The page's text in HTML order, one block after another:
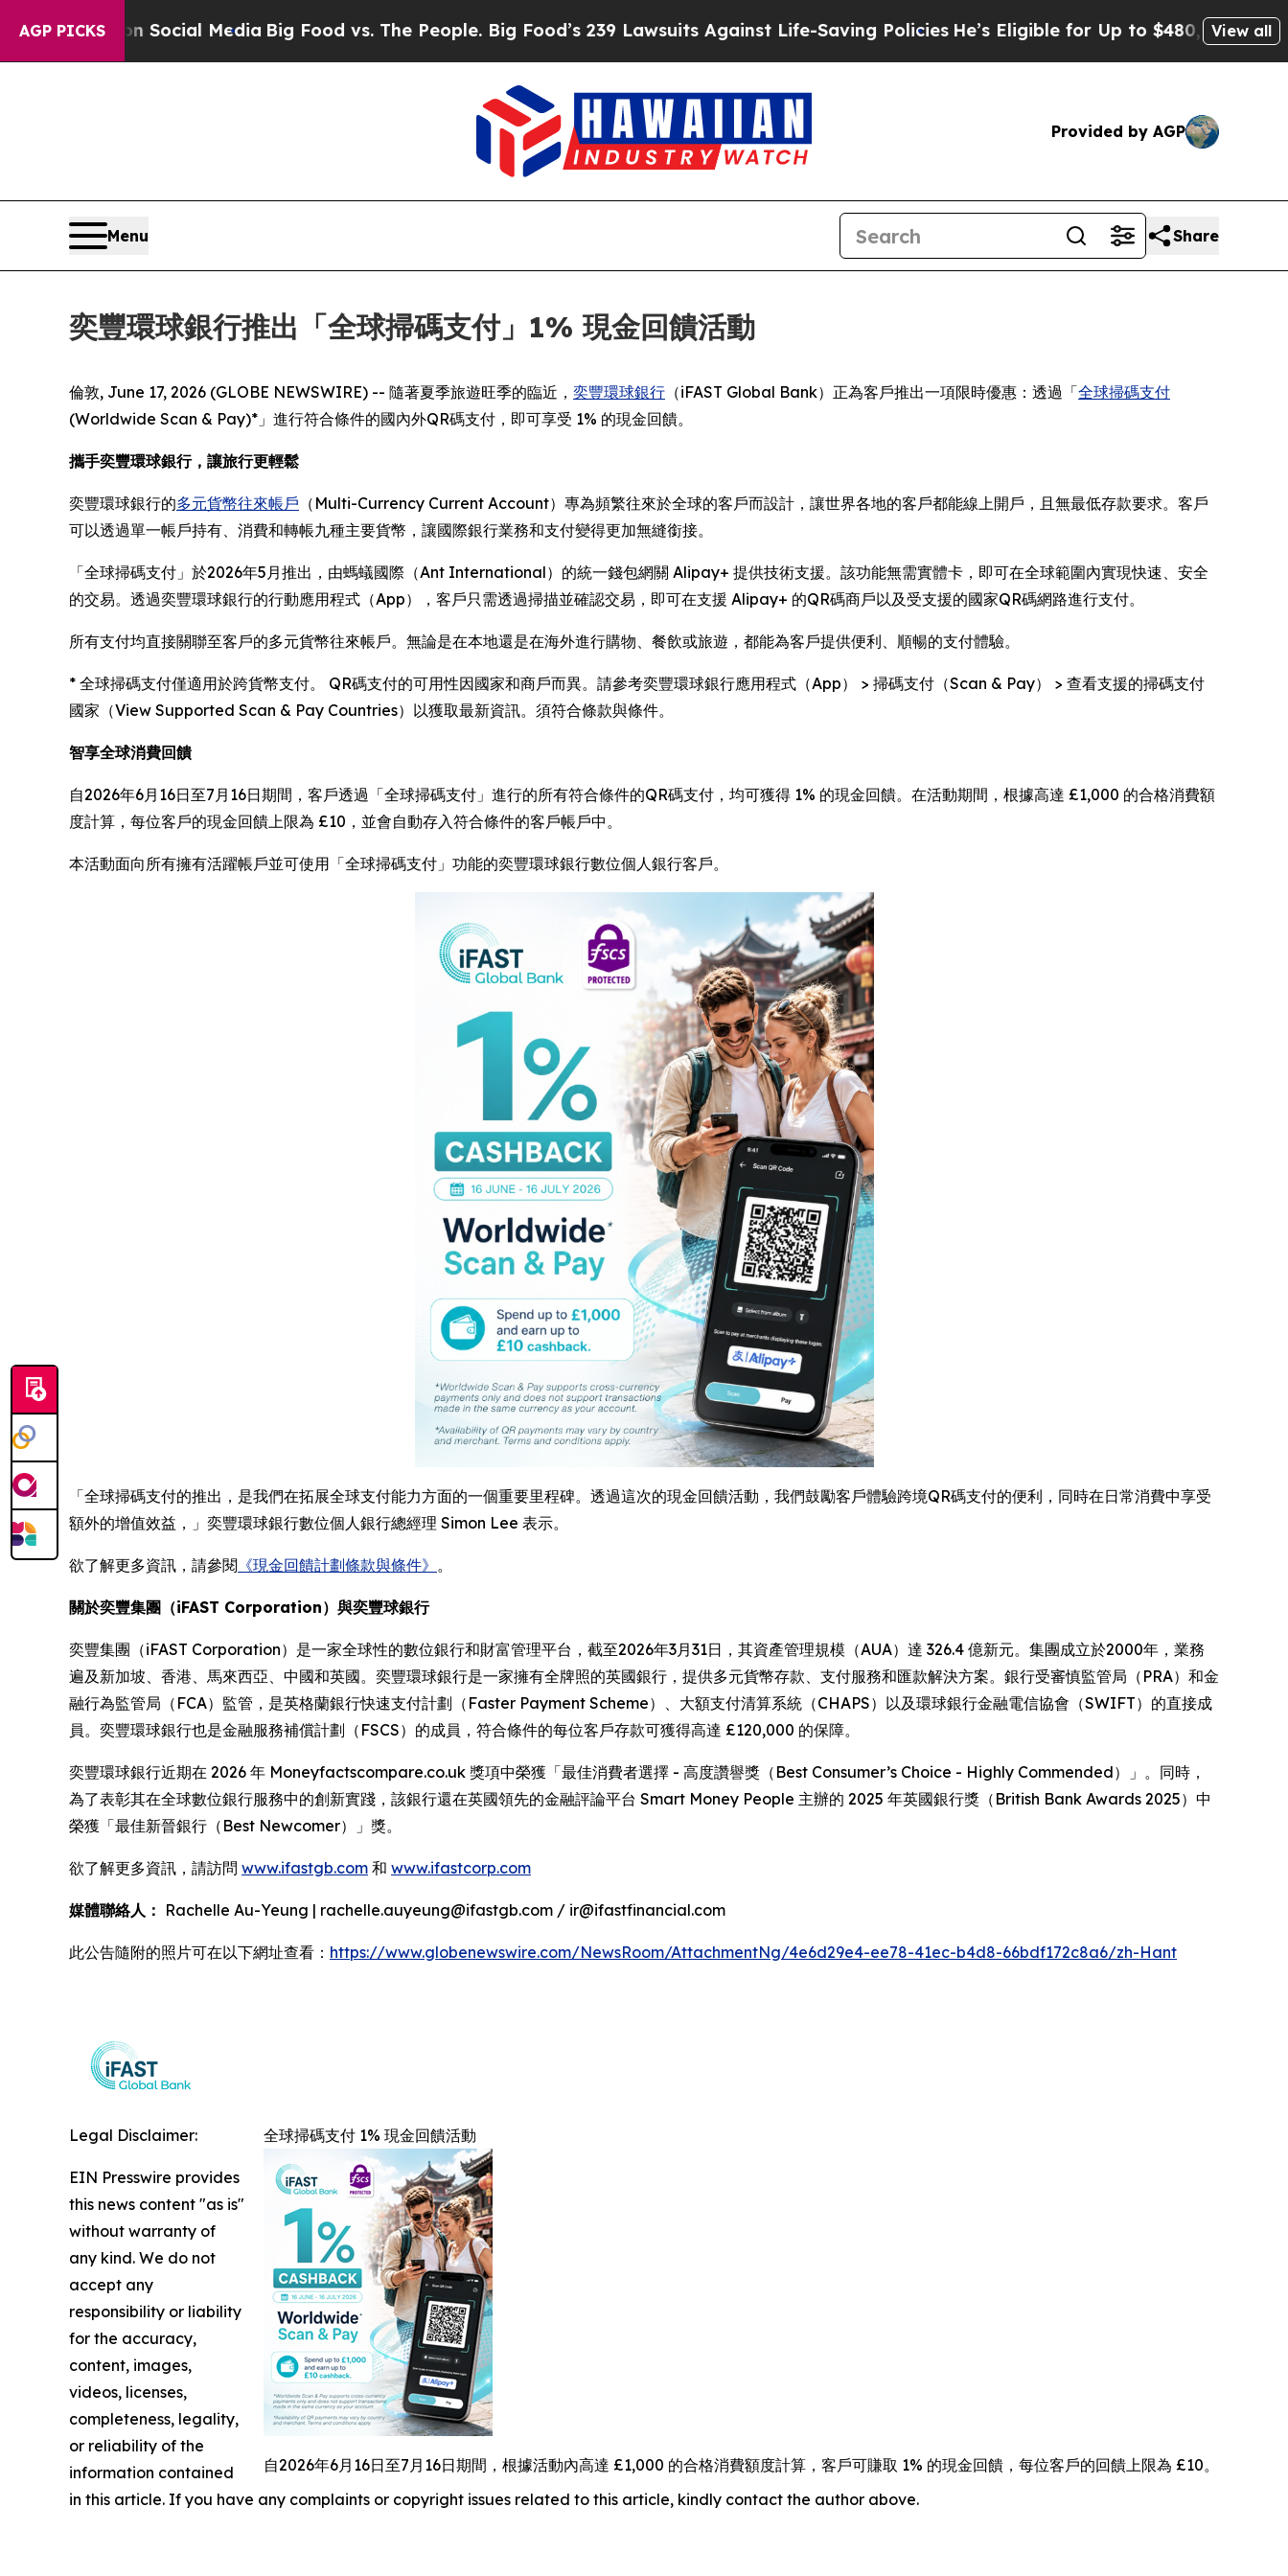
AGP PICKS
on Social MediaBig Food vs. The People. Big Food’s 239 Lawsuits Against Life-Saving PoliciesHe’s Eligible for Up to $480,000 After BeingView all
Provided by AGP
Menu Share
奕豐環球銀行推出「全球掃碼支付」1% 現金回饋活動
倫敦, June 17, 2026 (GLOBE NEWSWIRE) -- 隨著夏季旅遊旺季的臨近， 奕豐環球銀行 （iFAST Global Bank）正為客戶推出一項限時優惠：透過「全球掃碼支付
(Worldwide Scan & Pay)*」進行符合條件的國內外QR碼支付，即可享受 1% 的現金回饋。
攜手奕豐環球銀行，讓旅行更輕鬆
奕豐環球銀行的多元貨幣往來帳戶 （Multi-Currency Current Account）專為頻繁往來於全球的客戶而設計，讓世界各地的客戶都能線上開戶，且無最低存款要求。客戶
可以透過單一帳戶持有、消費和轉帳九種主要貨幣，讓國際銀行業務和支付變得更加無縫銜接。
「全球掃碼支付」於2026年5月推出，由螞蟻國際（Ant International）的統一錢包網關 Alipay+ 提供技術支援。該功能無需實體卡，即可在全球範圍內實現快速、安全
的交易。透過奕豐環球銀行的行動應用程式（App），客戶只需透過掃描並確認交易，即可在支援 Alipay+ 的QR碼商戶以及受支援的國家QR碼網路進行支付。
所有支付均直接關聯至客戶的多元貨幣往來帳戶。無論是在本地還是在海外進行購物、餐飲或旅遊，都能為客戶提供便利、順暢的支付體驗。
* 全球掃碼支付僅適用於跨貨幣支付。 QR碼支付的可用性因國家和商戶而異。請參考奕豐環球銀行應用程式（App） > 掃碼支付（Scan & Pay） > 查看支援的掃碼支付
國家（View Supported Scan & Pay Countries）以獲取最新資訊。須符合條款與條件。
智享全球消費回饋
自2026年6月16日至7月16日期間，客戶透過「全球掃碼支付」進行的所有符合條件的QR碼支付，均可獲得 1% 的現金回饋。在活動期間，根據高達 £1,000 的合格消費額
度計算，每位客戶的現金回饋上限為 £10，並會自動存入符合條件的客戶帳戶中。
本活動面向所有擁有活躍帳戶並可使用「全球掃碼支付」功能的奕豐環球銀行數位個人銀行客戶。
「全球掃碼支付的推出，是我們在拓展全球支付能力方面的一個重要里程碑。透過這次的現金回饋活動，我們鼓勵客戶體驗跨境QR碼支付的便利，同時在日常消費中享受
額外的增值效益，」奕豐環球銀行數位個人銀行總經理 Simon Lee 表示。
欲了解更多資訊，請參閱 《現金回饋計劃條款與條件》 。
關於奕豐集團（iFAST Corporation）與奕豐球銀行
奕豐集團（iFAST Corporation）是一家全球性的數位銀行和財富管理平台，截至2026年3月31日，其資產管理規模（AUA）達 326.4 億新元。集團成立於2000年，業務
遍及新加坡、香港、馬來西亞、中國和英國。奕豐環球銀行是一家擁有全牌照的英國銀行，提供多元貨幣存款、支付服務和匯款解決方案。銀行受審慎監管局（PRA）和金
融行為監管局（FCA）監管，是英格蘭銀行快速支付計劃（Faster Payment Scheme）、大額支付清算系統（CHAPS）以及環球銀行金融電信協會（SWIFT）的直接成
員。奕豐環球銀行也是金融服務補償計劃（FSCS）的成員，符合條件的每位客戶存款可獲得高達 £120,000 的保障。
奕豐環球銀行近期在 2026 年 Moneyfactscompare.co.uk 獎項中榮獲「最佳消費者選擇 - 高度讚譽獎（Best Consumer’s Choice - Highly Commended）」。同時，
為了表彰其在全球數位銀行服務中的創新實踐，該銀行還在英國領先的金融評論平台 Smart Money People 主辦的 2025 年英國銀行獎（British Bank Awards 2025）中
榮獲「最佳新晉銀行（Best Newcomer）」獎。
欲了解更多資訊，請訪問 www.ifastgb.com 和 www.ifastcorp.com
媒體聯絡人： Rachelle Au-Yeung | rachelle.auyeung@ifastgb.com / ir@ifastfinancial.com
此公告隨附的照片可在以下網址查看： https://www.globenewswire.com/NewsRoom/AttachmentNg/4e6d29e4-ee78-41ec-b4d8-66bdf172c8a6/zh-Hant
全球掃碼支付 1% 現金回饋活動
自2026年6月16日至7月16日期間，根據活動內高達 £1,000 的合格消費額度計算，客戶可賺取 1% 的現金回饋，每位客戶的回饋上限為 £10。
Legal Disclaimer:
EIN Presswire provides
this news content "as is"
without warranty of
any kind. We do not
accept any
responsibility or liability
for the accuracy,
content, images,
videos, licenses,
completeness, legality,
or reliability of the
information contained
in this article. If you have any complaints or copyright issues related to this article, kindly contact the author above.